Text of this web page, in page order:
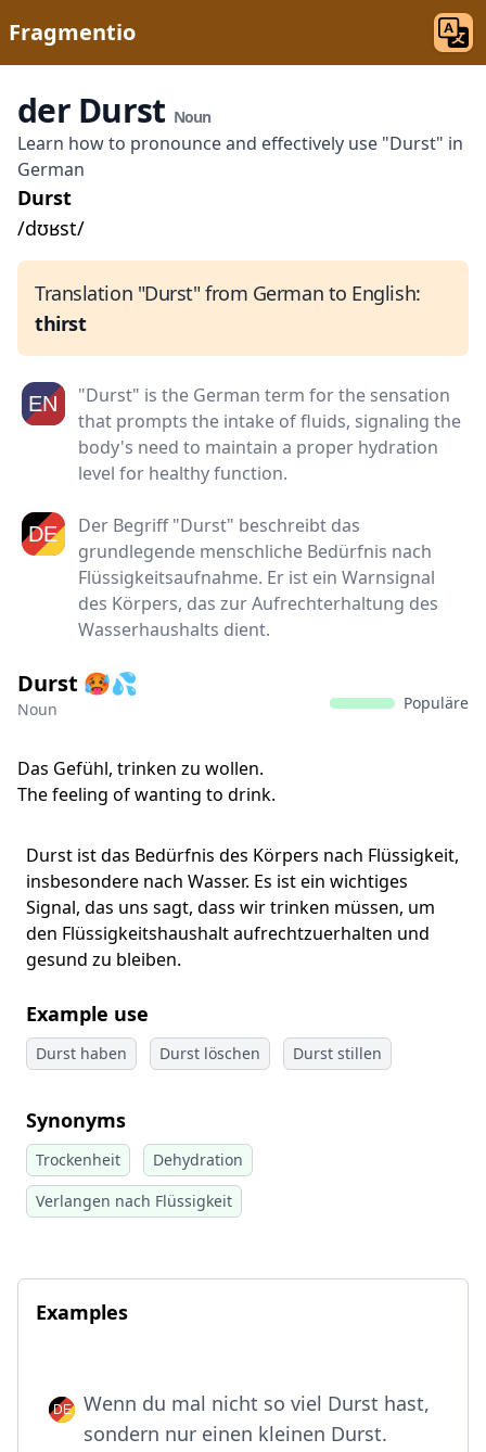
Fragmentio
der Durst Noun
Learn how to pronounce and effectively use "Durst" in
German
Durst
/dʊʁst/
Translation "Durst" from German to English:
thirst
"Durst" is the German term for the sensation
that prompts the intake of fluids, signaling the
body's need to maintain a proper hydration
level for healthy function.
Der Begriff "Durst" beschreibt das
grundlegende menschliche Bedürfnis nach
Flüssigkeitsaufnahme. Er ist ein Warnsignal
des Körpers, das zur Aufrechterhaltung des
Wasserhaushalts dient.
Durst 🥵💦
Noun Populäre
Das Gefühl, trinken zu wollen.
The feeling of wanting to drink.
Durst ist das Bedürfnis des Körpers nach Flüssigkeit,
insbesondere nach Wasser. Es ist ein wichtiges
Signal, das uns sagt, dass wir trinken müssen, um
den Flüssigkeitshaushalt aufrechtzuerhalten und
gesund zu bleiben.
Example use
Durst haben Durst löschen Durst stillen
Synonyms
Trockenheit
Dehydration
Verlangen nach Flüssigkeit
Examples
Wenn du mal nicht so viel Durst hast,
sondern nur einen kleinen Durst.